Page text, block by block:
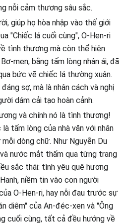
nỗi cảm thương sâu sắc.
giúp họ hòa nhập vào thế giới
"Chiếc lá cuối cùng", O-Hen-ri
tình thương mà còn thể hiện
men, bằng tấm lòng nhân ái, đã
bức vẽ chiếc lá thường xuân.
sợ, mà là nhân cách và nghị
dám cải tạo hoàn cảnh.
và chính nó là tình thương!
tấm lòng của nhà văn với nhân
dòng chữ. Như Nguyễn Du
nước mắt thấm qua từng trang
sắc thái: tình yêu quê hương
niềm tin vào con người
O-Hen-ri, hay nỗi đau trước sự
diêm" của An-đéc-xen và "Ông
cuối cùng, tất cả đều hướng về